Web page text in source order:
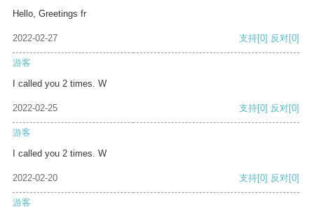
Hello, Greetings fr
2022-02-27 支持[0] 反对[0]
游客
I called you 2 times. W
2022-02-25 支持[0] 反对[0]
游客
I called you 2 times. W
2022-02-20 支持[0] 反对[0]
游客